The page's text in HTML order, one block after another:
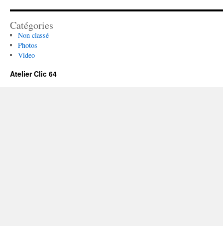
Catégories
Non classé
Photos
Video
Atelier Clic 64